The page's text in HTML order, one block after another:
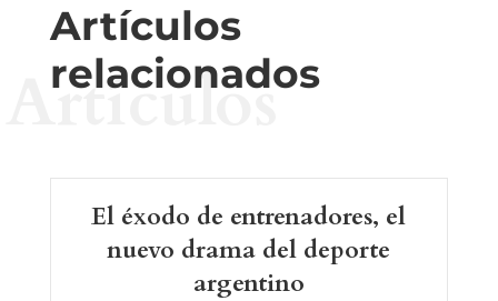
Artículos
relacionados
Artículos
El éxodo de entrenadores, el
nuevo drama del deporte
argentino